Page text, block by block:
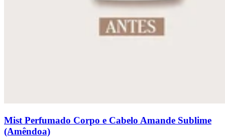
Mist Perfumado Corpo e Cabelo Amande Sublime
(Amêndoa)